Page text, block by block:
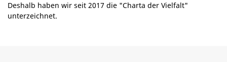
Deshalb haben wir seit 2017 die "Charta der Vielfalt"
unterzeichnet.